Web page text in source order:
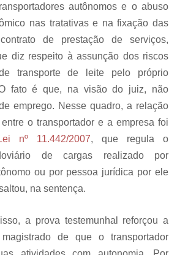
autônomos e o abuso
nas tratativas e na fixação das
de prestação de serviços,
diz respeito à assunção dos riscos
transporte de leite pelo próprio
O fato é que, na visão do juiz, não
emprego. Nesse quadro, a relação
o transportador e a empresa foi
nº 11.442/2007, que regula o
de cargas realizado por
ou por pessoa jurídica por ele
na sentença.
a prova testemunhal reforçou a
de que o transportador